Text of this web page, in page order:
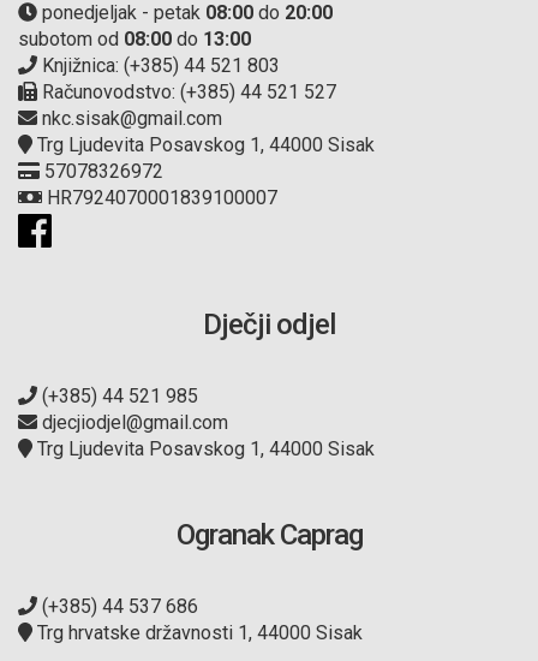
ponedjeljak - petak 08:00 do 20:00
subotom od 08:00 do 13:00
Knjižnica: (+385) 44 521 803
Računovodstvo: (+385) 44 521 527
nkc.sisak@gmail.com
Trg Ljudevita Posavskog 1, 44000 Sisak
57078326972
HR7924070001839100007
Dječji odjel
(+385) 44 521 985
djecjiodjel@gmail.com
Trg Ljudevita Posavskog 1, 44000 Sisak
Ogranak Caprag
(+385) 44 537 686
Trg hrvatske državnosti 1, 44000 Sisak